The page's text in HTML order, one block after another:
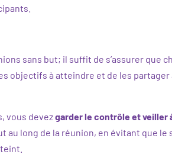
sans but; il suffit de s’assurer que
objectifs à atteindre et de les
vous devezgarder le contrôle et veiller
au long de la réunion, en évitant que le